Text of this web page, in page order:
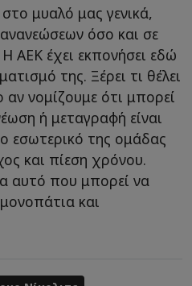
μυαλό μας γενικά,
όσο και σε
ΑΕΚ έχει εκπονήσει εδώ
της. Ξέρει τι θέλει
νομίζουμε ότι μπορεί
ή μεταγραφή είναι
εσωτερικό της ομάδας
και πίεση χρόνου.
αυτό που μπορεί να
και